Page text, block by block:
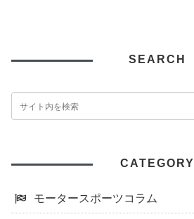
SEARCH
CATEGORY
モータースポーツコラム